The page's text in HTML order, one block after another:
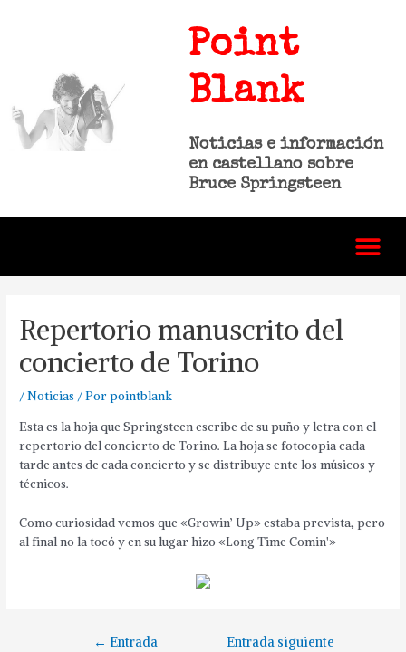
Point
Blank
Noticias e información
en castellano sobre
Bruce Springsteen
Repertorio manuscrito del
concierto de Torino
/Noticias / Porpointblank
Esta es la hoja que Springsteen escribe de su puño y letra con el
repertorio del concierto de Torino. La hoja se fotocopia cada
tarde antes de cada concierto y se distribuye ente los músicos y
técnicos.
Como curiosidad vemos que «Growin’ Up» estaba prevista, pero
al final no la tocó y en su lugar hizo «Long Time Comin'»
← Entrada
Entrada siguiente